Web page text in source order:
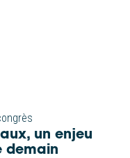
un enjeu
demain